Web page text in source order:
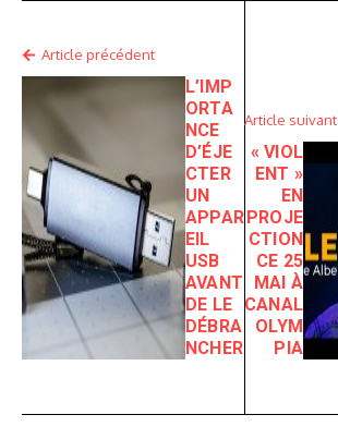
Article précédent
L’IMP
ORTA
NCE
D’ÉJE
CTER
UN
APPAR
EIL
USB
AVANT
DE LE
DÉBRA
NCHER
Article suivant
« VIOL
ENT »
EN
PROJE
CTION
CE 25
MAI À
CANAL
OLYM
PIA